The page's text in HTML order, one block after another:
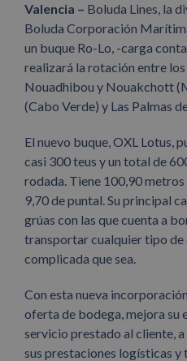
Valencia – Boluda Lines, la
Boluda Corporación
un buque Ro-Lo, -carga
realizará la rotación entre
Nouadhibou y Nouakchott
(Cabo Verde) y Las Palmas
El nuevo buque, OXL Lotus,
casi 300 teus y un total de
rodada. Tiene 100,90 metros
9,70 de puntal. Su principal
grúas con las que cuenta a
transportar cualquier tipo
complicada que sea.
Con esta nueva
oferta de bodega, mejora su
servicio prestado al cliente,
sus prestaciones logísticas y